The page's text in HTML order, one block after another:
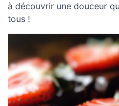
à découvrir une douceur
tous !